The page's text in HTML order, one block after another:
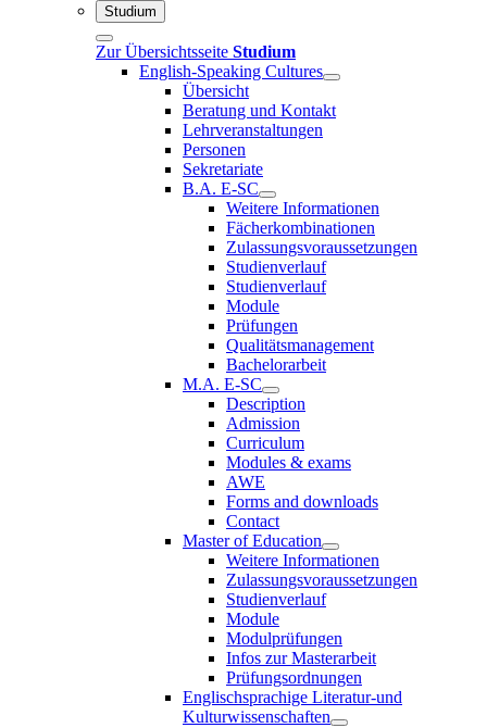
Studium
Zur Übersichtsseite Studium
English-Speaking Cultures
Übersicht
Beratung und Kontakt
Lehrveranstaltungen
Personen
Sekretariate
B.A. E-SC
Weitere Informationen
Fächerkombinationen
Zulassungsvoraussetzungen
Studienverlauf
Studienverlauf
Module
Prüfungen
Qualitätsmanagement
Bachelorarbeit
M.A. E-SC
Description
Admission
Curriculum
Modules & exams
AWE
Forms and downloads
Contact
Master of Education
Weitere Informationen
Zulassungsvoraussetzungen
Studienverlauf
Module
Modulprüfungen
Infos zur Masterarbeit
Prüfungsordnungen
Englischsprachige Literatur-und
Kulturwissenschaften